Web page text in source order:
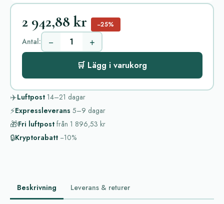
2 942,88 kr −25%
Antal: − +
🛒 Lägg i varukorg
✈️Luftpost 14–21 dagar
⚡Expressleverans 5–9 dagar
🎁Fri luftpost från 1 896,53 kr
🔒Kryptorabatt −10%
Beskrivning Leverans & returer